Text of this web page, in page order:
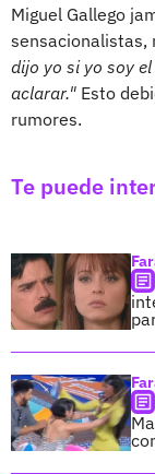
Miguel Gallego
sensacionalistas,
dijo yo si yo soy
aclarar." Esto
rumores.
Te puede